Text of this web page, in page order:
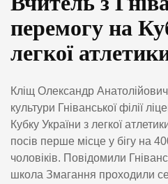
перемогу на
легкої
Кліщ Олександр
культури Гніванської філії
Кубку України з легкої
посів перше місце у бігу на
чоловіків. Повідомили
школа Змагання проходили